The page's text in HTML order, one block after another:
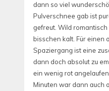
dann so viel
Pulverschnee gab ist
gefreut. Wild
bisschen kalt. Für einen
Spaziergang ist eine
dann doch absolut zu
ein wenig rot
Minuten war dann auch